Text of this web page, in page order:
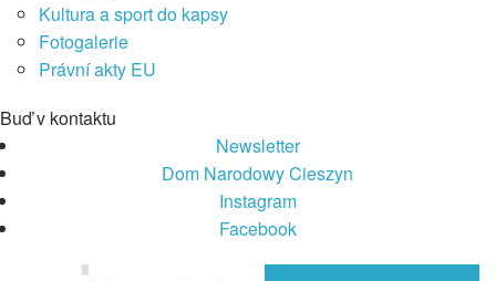
Kultura a sport do kapsy
Fotogalerie
Právní akty EU
Buď v kontaktu
Newsletter
Dom Narodowy Cieszyn
Instagram
Facebook